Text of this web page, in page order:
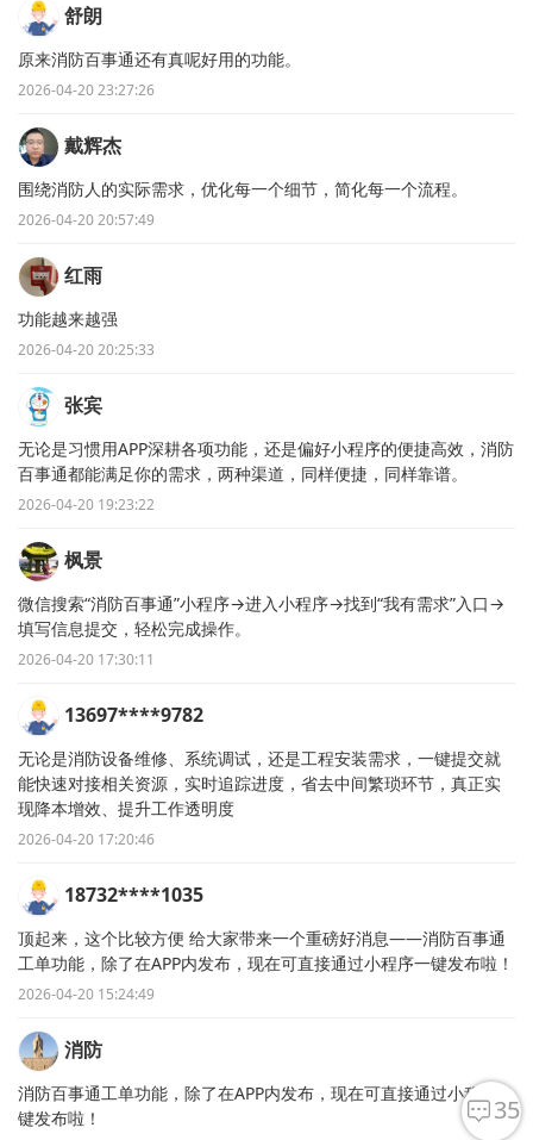
舒朗
原来消防百事通还有真呢好用的功能。
2026-04-20 23:27:26
戴辉杰
围绕消防人的实际需求，优化每一个细节，简化每一个流程。
2026-04-20 20:57:49
红雨
功能越来越强
2026-04-20 20:25:33
张宾
无论是习惯用APP深耕各项功能，还是偏好小程序的便捷高效，消防
百事通都能满足你的需求，两种渠道，同样便捷，同样靠谱。
2026-04-20 19:23:22
枫景
微信搜索“消防百事通”小程序→进入小程序→找到“我有需求”入口→
填写信息提交，轻松完成操作。
2026-04-20 17:30:11
13697****9782
无论是消防设备维修、系统调试，还是工程安装需求，一键提交就
能快速对接相关资源，实时追踪进度，省去中间繁琐环节，真正实
现降本增效、提升工作透明度
2026-04-20 17:20:46
18732****1035
顶起来，这个比较方便 给大家带来一个重磅好消息——消防百事通
工单功能，除了在APP内发布，现在可直接通过小程序一键发布啦！
2026-04-20 15:24:49
消防
消防百事通工单功能，除了在APP内发布，现在可直接通过小程序一
键发布啦！
35